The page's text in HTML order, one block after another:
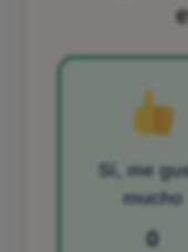
Sí, me
mucho
0